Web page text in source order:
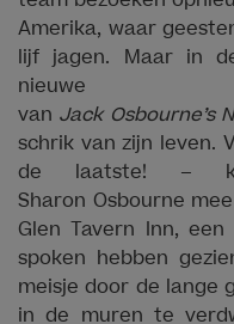
Amerika, waar
lijf jagen. Maar in
van Jack Osbourne’s
schrik van zijn leven.
de laatste! –
Sharon Osbourne
Glen Tavern Inn,
spoken hebben
meisje door de lange
in de muren te